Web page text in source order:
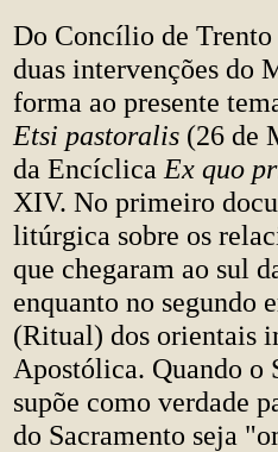
Do Concílio de Trento
duas intervenções do
forma ao presente
Etsi pastoralis (26 de
da Encíclica Ex quo
XIV. No primeiro
litúrgica sobre os
que chegaram ao sul
enquanto no segundo
(Ritual) dos orientais
Apostólica. Quando o
supõe como verdade
do Sacramento seja